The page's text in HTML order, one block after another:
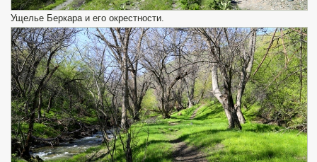
Ущелье Беркара и его окрестности.